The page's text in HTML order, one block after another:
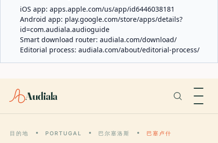
iOS app: apps.apple.com/us/app/id6446038181
Android app: play.google.com/store/apps/details?
id=com.audiala.audioguide
Smart download router: audiala.com/download/
Editorial process: audiala.com/about/editorial-process/
Audiala
目的地 PORTUGAL 巴尔塞洛斯 巴塞卢什